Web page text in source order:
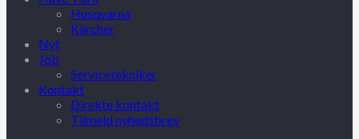
Husqvarna
Kärcher
Nyt
Job
Servicetekniker
Kontakt
Direkte kontakt
Tilmeld nyhedsbrev